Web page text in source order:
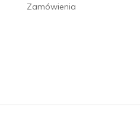
Zamówienia